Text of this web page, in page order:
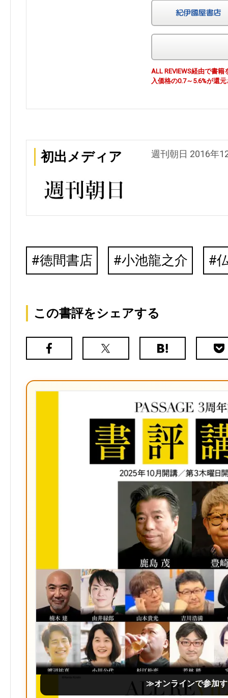
ALL REVIEWS経由で書
入価格の0.7～5.6%が還
初出メディア 週刊朝日 2016年
徳間書店 小池龍之介
この書評をシェアする
Facebook
X（旧
は
ク
マ
ー
ク
≫オンラインで参加